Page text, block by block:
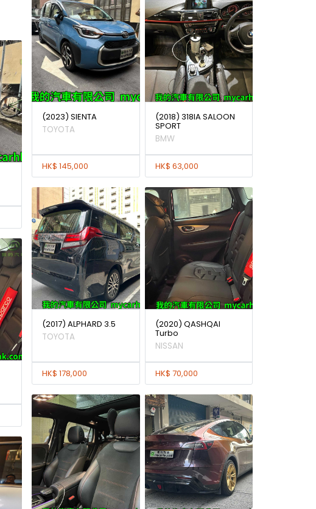
(2023) SIENTA
TOYOTA
HK$ 145,000
(2018) 318IA SALOON
SPORT
BMW
HK$ 63,000
(2017) ALPHARD 3.5
TOYOTA
HK$ 178,000
(2020) QASHQAI
Turbo
NISSAN
HK$ 70,000